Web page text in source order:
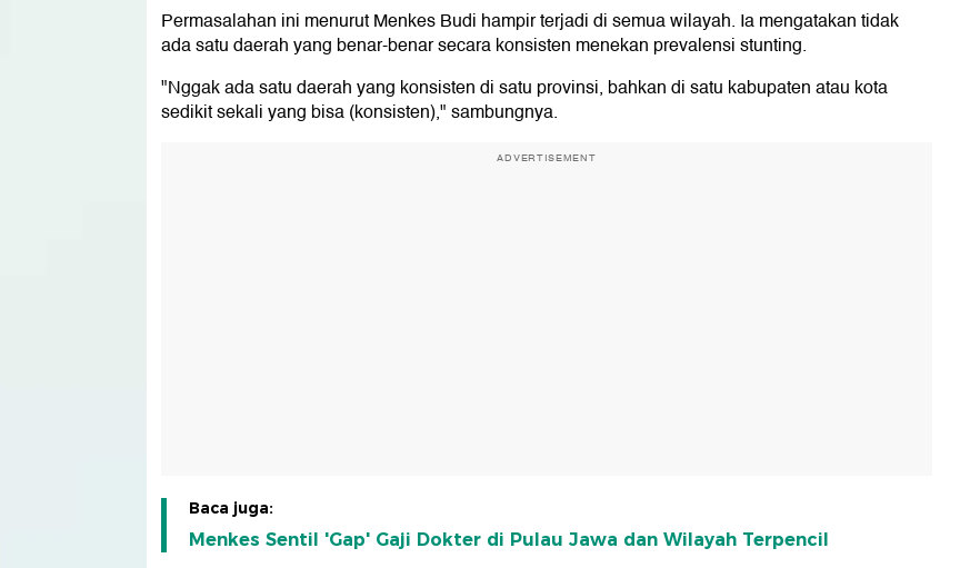
Permasalahan ini menurut Menkes Budi hampir terjadi di semua wilayah. Ia mengatakan tidak
ada satu daerah yang benar-benar secara konsisten menekan prevalensi stunting.
"Nggak ada satu daerah yang konsisten di satu provinsi, bahkan di satu kabupaten atau kota
sedikit sekali yang bisa (konsisten)," sambungnya.
ADVERTISEMENT
Baca juga:
Menkes Sentil 'Gap' Gaji Dokter di Pulau Jawa dan Wilayah Terpencil